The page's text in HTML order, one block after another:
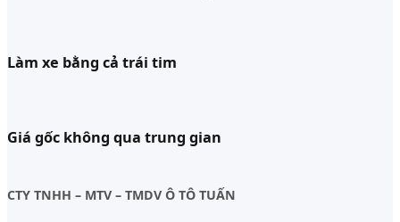
Làm xe bằng cả trái tim
Giá gốc không qua trung gian
CTY TNHH – MTV – TMDV Ô TÔ TUẤN